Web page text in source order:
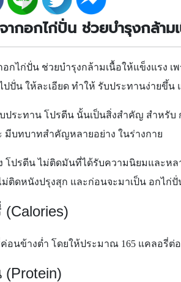
ากอกไก่ปั่น ช่วยบำรุงกล้าม
กไก่ปั่น ช่วยบำรุงกล้ามเนื้อให้แข็งแรง
ปปั่น ให้ละเอียด ทำให้ รับประทานง่ายขึ้น
ประทาน โปรตีน นั้นเป็นสิ่งสำคัญ สำหรับ
มีบทบาทสำคัญหลายอย่าง ในร่างกาย
โปรตีน ไม่ติดมันที่ได้รับความนิยมและห
ติดหนังปรุงสุก และก่อนจะมาเป็น อกไก่ปั่
อนข้างต่ำ โดยให้ประมาณ 165 แคลอรี่ต่อ